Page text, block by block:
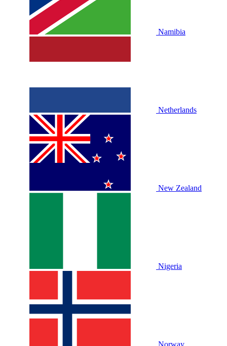
Namibia
Netherlands
New Zealand
Nigeria
Norway